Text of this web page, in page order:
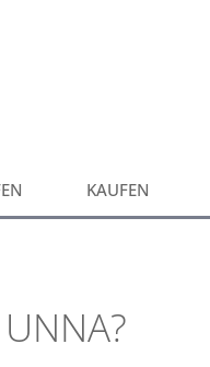
KAUFEN